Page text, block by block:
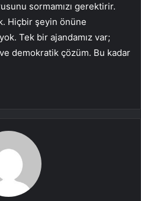
sormamızı gerektirir.
Hiçbir şeyin önüne
Tek bir ajandamız var;
demokratik çözüm. Bu kadar